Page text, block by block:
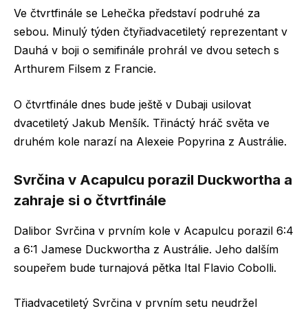
Ve čtvrtfinále se Lehečka představí podruhé za
sebou. Minulý týden čtyřiadvacetiletý reprezentant v
Dauhá v boji o semifinále prohrál ve dvou setech s
Arthurem Filsem z Francie.
O čtvrtfinále dnes bude ještě v Dubaji usilovat
dvacetiletý Jakub Menšík. Třináctý hráč světa ve
druhém kole narazí na Alexeie Popyrina z Austrálie.
Svrčina v Acapulcu porazil Duckwortha a
zahraje si o čtvrtfinále
Dalibor Svrčina v prvním kole v Acapulcu porazil 6:4
a 6:1 Jamese Duckwortha z Austrálie. Jeho dalším
soupeřem bude turnajová pětka Ital Flavio Cobolli.
Třiadvacetiletý Svrčina v prvním setu neudržel